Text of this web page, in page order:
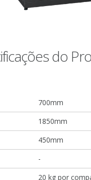
do
700mm
1850mm
450mm
-
20 kg por